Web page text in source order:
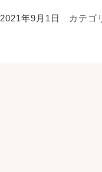
2021年9月1日 カテゴ